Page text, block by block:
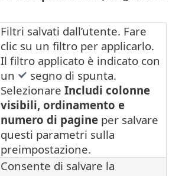
Filtri salvati dall’utente. Fare
clic su un filtro per applicarlo.
Il filtro applicato è indicato con
un
segno di spunta.
Selezionare Includi colonne
visibili, ordinamento e
numero di pagine per salvare
questi parametri sulla
preimpostazione.
Consente di salvare la